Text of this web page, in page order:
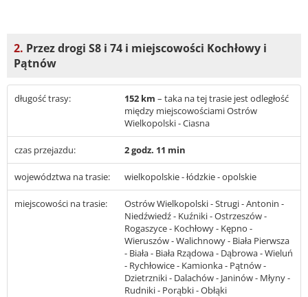
2. Przez drogi S8 i 74 i miejscowości Kochłowy i
Pątnów
długość trasy: 152 km – taka na tej trasie jest odległość
między miejscowościami Ostrów
Wielkopolski - Ciasna
czas przejazdu: 2 godz. 11 min
województwa na trasie: wielkopolskie - łódzkie - opolskie
miejscowości na trasie:
Ostrów Wielkopolski - Strugi - Antonin -
Niedźwiedź - Kuźniki - Ostrzeszów -
Rogaszyce - Kochłowy - Kępno -
Wieruszów - Walichnowy - Biała Pierwsza
- Biała - Biała Rządowa - Dąbrowa - Wieluń
- Rychłowice - Kamionka - Pątnów -
Dzietrzniki - Dalachów - Janinów - Młyny -
Rudniki - Porąbki - Obłąki